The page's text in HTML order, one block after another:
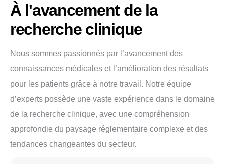
À l'avancement de la
recherche clinique
Nous sommes passionnés par l’avancement des
connaissances médicales et l’amélioration des résultats
pour les patients grâce à notre travail. Notre équipe
d’experts possède une vaste expérience dans le domaine
de la recherche clinique, avec une compréhension
approfondie du paysage réglementaire complexe et des
tendances changeantes du secteur.